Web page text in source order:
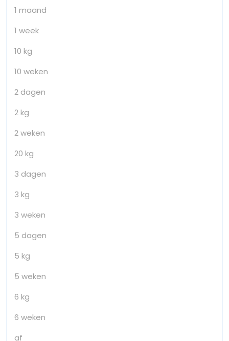
1 maand
1 week
10 kg
10 weken
2 dagen
2 kg
2 weken
20 kg
3 dagen
3 kg
3 weken
5 dagen
5 kg
5 weken
6 kg
6 weken
af